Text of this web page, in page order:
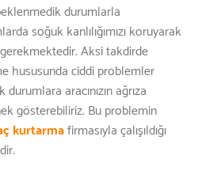
durumlarla
soğuk kanlılığımızı koruyarak
Aksi takdirde
hususunda ciddi problemler
aracınızın ağrıza
gösterebiliriz. Bu problemin
kurtarmafirmasıyla çalışıldığı